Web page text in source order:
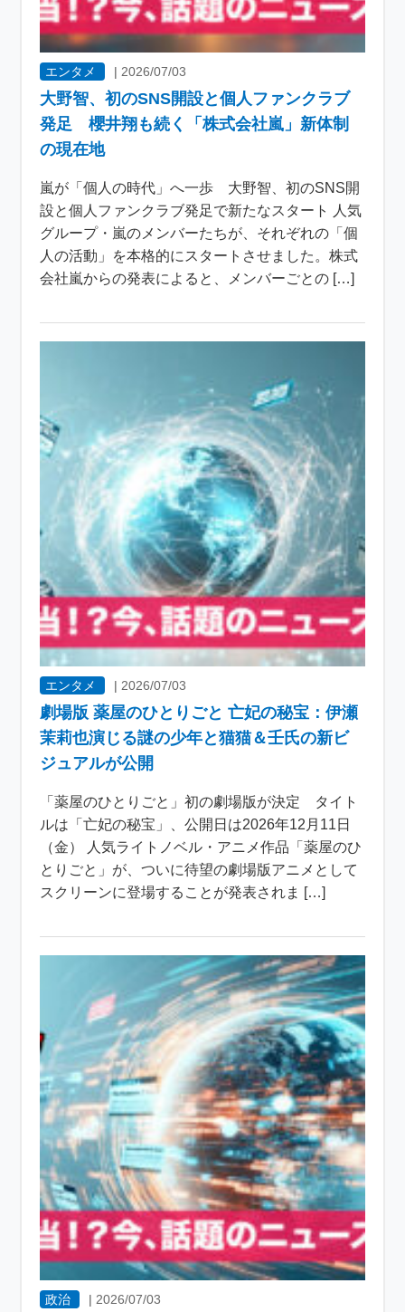
エンタメ | 2026/07/03
大野智、初のSNS開設と個人ファンクラブ
発足 櫻井翔も続く「株式会社嵐」新体制
の現在地
嵐が「個人の時代」へ一歩 大野智、初のSNS開
設と個人ファンクラブ発足で新たなスタート 人気
グループ・嵐のメンバーたちが、それぞれの「個
人の活動」を本格的にスタートさせました。株式
会社嵐からの発表によると、メンバーごとの […]
エンタメ | 2026/07/03
劇場版 薬屋のひとりごと 亡妃の秘宝：伊瀬
茉莉也演じる謎の少年と猫猫＆壬氏の新ビ
ジュアルが公開
「薬屋のひとりごと」初の劇場版が決定 タイト
ルは「亡妃の秘宝」、公開日は2026年12月11日
（金） 人気ライトノベル・アニメ作品「薬屋のひ
とりごと」が、ついに待望の劇場版アニメとして
スクリーンに登場することが発表されま […]
政治 | 2026/07/03